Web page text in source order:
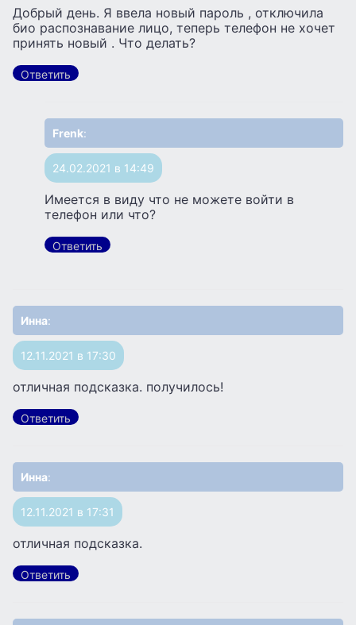
Добрый день. Я ввела новый пароль , отключила
био распознавание лицо, теперь телефон не хочет
принять новый . Что делать?
Ответить
Frenk:
24.02.2021 в 14:49
Имеется в виду что не можете войти в
телефон или что?
Ответить
Инна:
12.11.2021 в 17:30
отличная подсказка. получилось!
Ответить
Инна:
12.11.2021 в 17:31
отличная подсказка.
Ответить